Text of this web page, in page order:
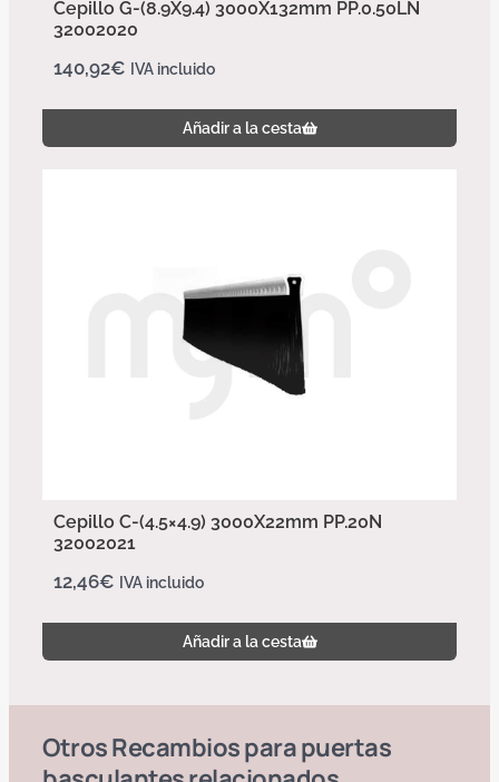
Cepillo G-(8.9X9.4) 3000X132mm PP.0.50LN
32002020
140,92€ IVA incluido
Añadir a la cesta
Cepillo C-(4.5×4.9) 3000X22mm PP.20N
32002021
12,46€ IVA incluido
Añadir a la cesta
OtrosRecambios para puertas